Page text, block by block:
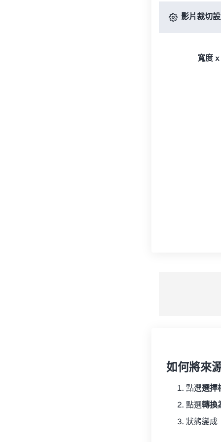
影片裁切
寬度
如何將來
點選選擇
點選轉換
狀態變成